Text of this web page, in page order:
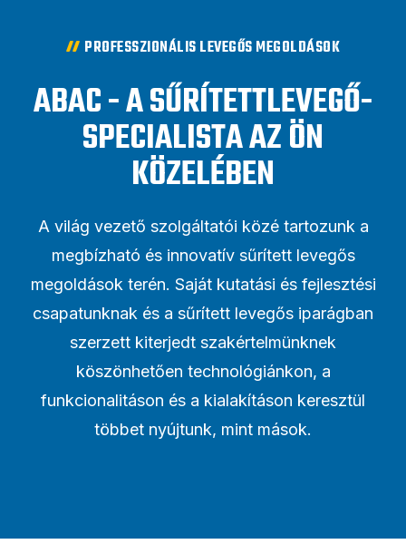
PROFESSZIONÁLIS LEVEGŐS MEGOLDÁSOK
ABAC - A SŰRÍTETTLEVEGŐ-
SPECIALISTA AZ ÖN
KÖZELÉBEN
A világ vezető szolgáltatói közé tartozunk a
megbízható és innovatív sűrített levegős
megoldások terén. Saját kutatási és fejlesztési
csapatunknak és a sűrített levegős iparágban
szerzett kiterjedt szakértelmünknek
köszönhetően technológiánkon, a
funkcionalitáson és a kialakításon keresztül
többet nyújtunk, mint mások.